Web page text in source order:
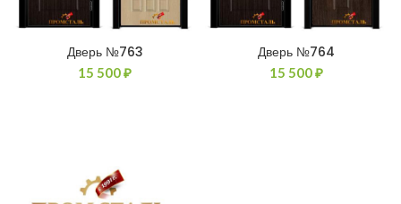
Дверь №763
15 500₽
Дверь №764
15 500₽